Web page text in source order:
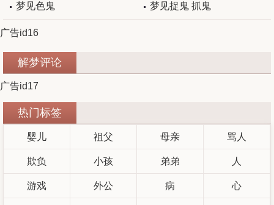
梦见色鬼 梦见捉鬼 抓鬼
广告id16
解梦评论
广告id17
热门标签
婴儿 祖父 母亲 骂人
欺负 小孩 弟弟 人
游戏 外公 病 心